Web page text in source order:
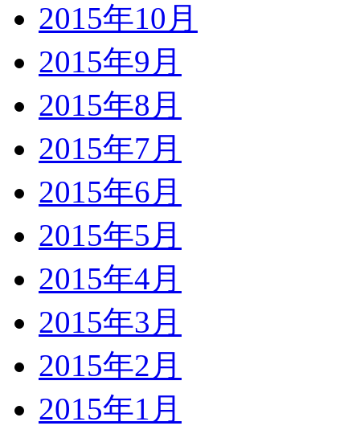
2015年10月
2015年9月
2015年8月
2015年7月
2015年6月
2015年5月
2015年4月
2015年3月
2015年2月
2015年1月